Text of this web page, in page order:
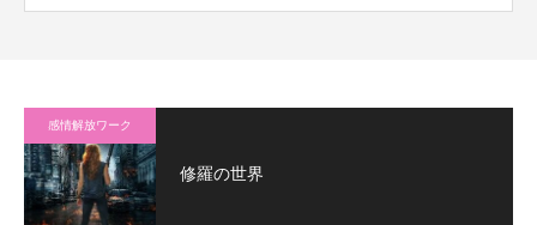
感情解放ワーク
修羅の世界